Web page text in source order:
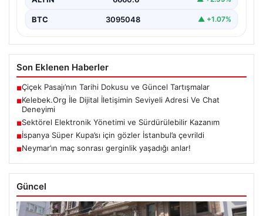
BTC 3095048 ▲ +1.07%
Son Eklenen Haberler
■Çiçek Pasajı’nın Tarihi Dokusu ve Güncel Tartışmalar
■Kelebek.Org İle Dijital İletişimin Seviyeli Adresi Ve Chat
Deneyimi
■Sektörel Elektronik Yönetimi ve Sürdürülebilir Kazanım
■İspanya Süper Kupa’sı için gözler İstanbul’a çevrildi
■Neymar’ın maç sonrası gerginlik yaşadığı anlar!
Güncel